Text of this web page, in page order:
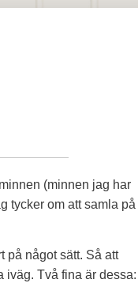
(minnen jag har
tycker om att samla på
på något sätt. Så att
iväg. Två fina är dessa: